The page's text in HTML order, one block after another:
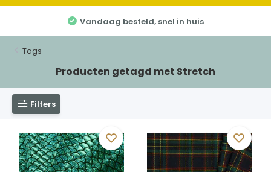
Vandaag besteld, snel in huis
Tags
Producten getagd met Stretch
Filters